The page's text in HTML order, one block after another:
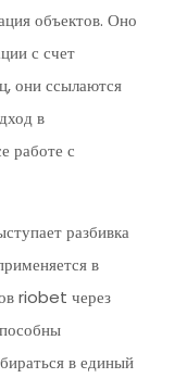
объектов. Оно
с счет
они ссылаются
в
работе с
разбивка
в
riobet через
в единый